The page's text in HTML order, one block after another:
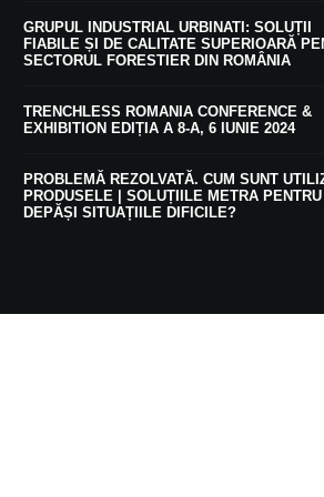
GRUPUL INDUSTRIAL URBINATI: SOLUȚII
FIABILE ȘI DE CALITATE SUPERIOARĂ
SECTORUL FORESTIER DIN ROMÂNIA
TRENCHLESS ROMANIA CONFERENCE &
EXHIBITION EDIȚIA A 8-A, 6 IUNIE 2024
PROBLEMĂ REZOLVATĂ. CUM SUNT
PRODUSELE | SOLUȚIILE METRA
DEPĂȘI SITUAȚIILE DIFICILE?